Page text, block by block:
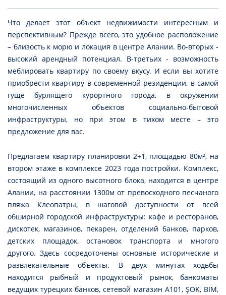
Что делает этот объект недвижимости интересным и
перспективным? Прежде всего, это удобное расположение
– близость к морю и локация в центре Алании. Во-вторых -
высокий арендный потенциал. В-третьих - возможность
меблировать квартиру по своему вкусу. И если вы хотите
приобрести квартиру в современной резиденции, в самой
гуще бурлящего курортного города, в окружении
многочисленных объектов социально-бытовой
инфраструктуры, но при этом в тихом месте – это
предложение для вас.
Предлагаем квартиру планировки 2+1, площадью 80м², на
втором этаже в комплексе 2023 года постройки. Комплекс,
состоящий из одного высотного блока, находится в центре
Алании, на расстоянии 1300м от превосходного песчаного
пляжа Клеопатры, в шаговой доступности от всей
обширной городской инфраструктуры: кафе и ресторанов,
дискотек, магазинов, пекарен, отделений банков, парков,
детских площадок, остановок транспорта и многого
другого. Здесь сосредоточены основные исторические и
развлекательные объекты. В двух минутах ходьбы
находится рыбный и продуктовый рынок, банкоматы
ведущих турецких банков, сетевой магазин А101, ŞOK, BIM,